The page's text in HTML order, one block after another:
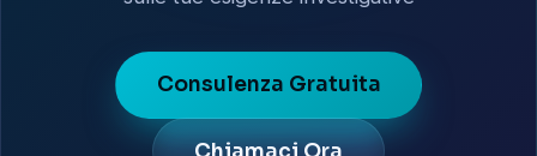
Consulenza Gratuita